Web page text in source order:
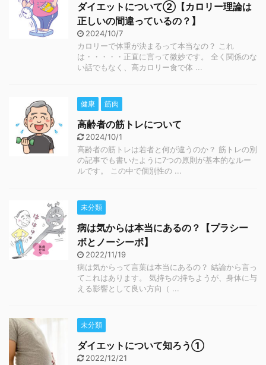
ダイエットについて②【カロリー理論は
正しいの間違っているの？】
2024/10/7
カロリーで体重が決まるって本当なの？ これ
は・・・・・正直に言って微妙です。 全く関係のな
い話でもなく、高カロリー食で体 ...
健康 筋肉
高齢者の筋トレについて
2024/10/1
高齢者の筋トレは若者と何が違うのか？ 筋トレの別
の記事でも書いたように7つの原則が基本的なルー
ルです。 この中で個別性の ...
未分類
病は気からは本当にあるの？【プラシー
ボとノーシーボ】
2022/11/19
病は気からって言葉は本当にあるの？ 結論から言っ
てこれはあります。 気持ちの持ちようが、身体に与
える影響として良い方向（ ...
未分類
ダイエットについて知ろう①
2022/12/21